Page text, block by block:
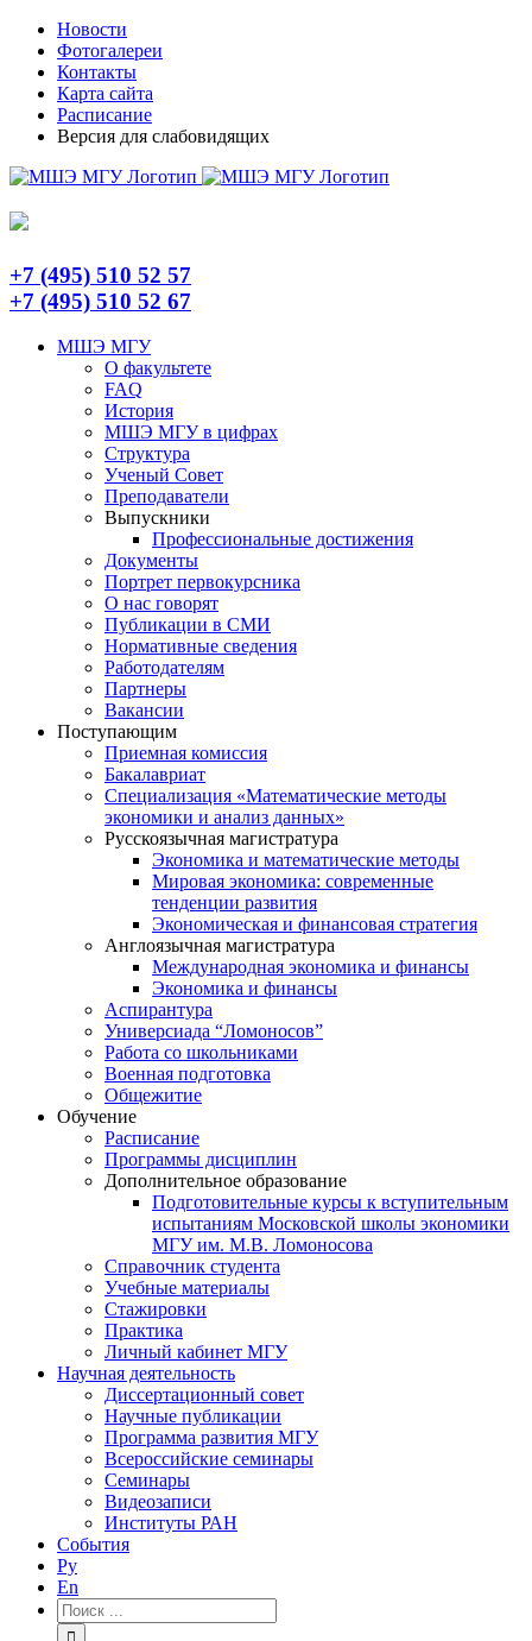
Skip
content
TelegramНовости
Фотогалереи
Контакты
Карта сайта
Расписание
Версия для слабовидящих
+7 (495) 510 52 57
+7 (495) 510 52 67
МШЭ МГУ
О факультете
FAQ
История
МШЭ МГУ в цифрах
Структура
Ученый Совет
Преподаватели
Выпускники
Профессиональные достижения
Документы
Портрет первокурсника
О нас говорят
Публикации в СМИ
Нормативные сведения
Работодателям
Партнеры
Вакансии
Поступающим
Приемная комиссия
Бакалавриат
Специализация «Математические методы
экономики и анализ данных»
Русскоязычная магистратура
Экономика и математические методы
Мировая экономика: современные
тенденции развития
Экономическая и финансовая стратегия
Англоязычная магистратура
Международная экономика и финансы
Экономика и финансы
Аспирантура
Универсиада “Ломоносов”
Работа со школьниками
Военная подготовка
Общежитие
Обучение
Расписание
Программы дисциплин
Дополнительное образование
Подготовительные курсы к вступительным
испытаниям Московской школы экономики
МГУ им. М.В. Ломоносова
Справочник студента
Учебные материалы
Стажировки
Практика
Личный кабинет МГУ
Научная деятельность
Диссертационный совет
Научные публикации
Программа развития МГУ
Всероссийские семинары
Семинары
Видеозаписи
Институты РАН
События
Ру
En
Результат
поиска: